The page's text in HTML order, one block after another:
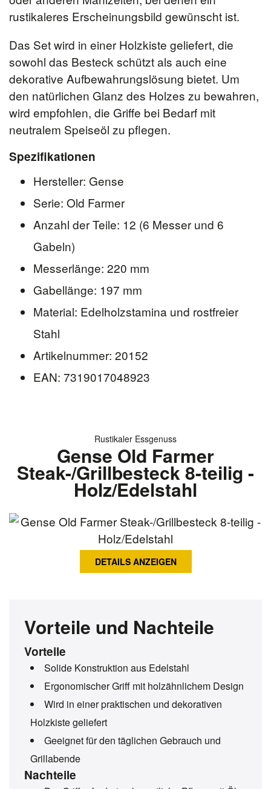
rustikaleres Erscheinungsbild gewünscht ist.
Das Set wird in einer Holzkiste geliefert, die
sowohl das Besteck schützt als auch eine
dekorative Aufbewahrungslösung bietet. Um
den natürlichen Glanz des Holzes zu bewahren,
wird empfohlen, die Griffe bei Bedarf mit
neutralem Speiseöl zu pflegen.
Spezifikationen
Hersteller: Gense
Serie: Old Farmer
Anzahl der Teile: 12 (6 Messer und 6
Gabeln)
Messerlänge: 220 mm
Gabellänge: 197 mm
Material: Edelholzstamina und rostfreier
Stahl
Artikelnummer: 20152
EAN: 7319017048923
Rustikaler Essgenuss
Gense Old Farmer
Steak-/Grillbesteck 8-teilig -
Holz/Edelstahl
Vorteile und Nachteile
Vorteile
Solide Konstruktion aus Edelstahl
Ergonomischer Griff mit holzähnlichem Design
Wird in einer praktischen und dekorativen
Holzkiste geliefert
Geeignet für den täglichen Gebrauch und
Grillabende
Nachteile
DETAILS ANZEIGEN